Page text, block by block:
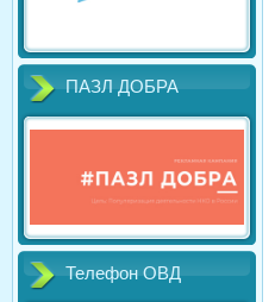
ПАЗЛ ДОБРА
Телефон ОВД